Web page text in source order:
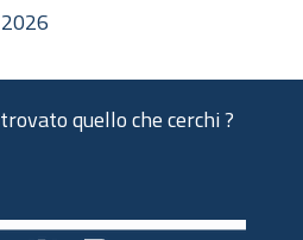
quello che cerchi ?